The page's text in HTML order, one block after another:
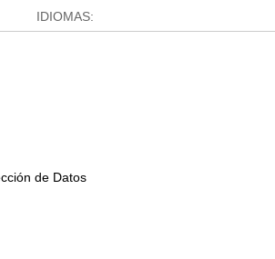
IDIOMAS:
de Datos